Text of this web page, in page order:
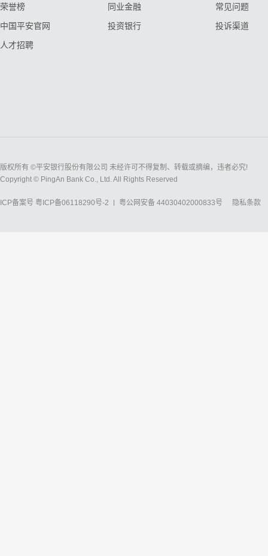
荣誉榜
中国平安官网
人才招聘
同业金融
投资银行
常见问题
投诉渠道
版权所有 ©平安银行股份有限公司 未经许可不得复制、转载或摘编，违者必究!
Copyright © PingAn Bank Co., Ltd. All Rights Reserved
ICP备案号 粤ICP备06118290号-2 粤公网安备 44030402000833号 隐私条款